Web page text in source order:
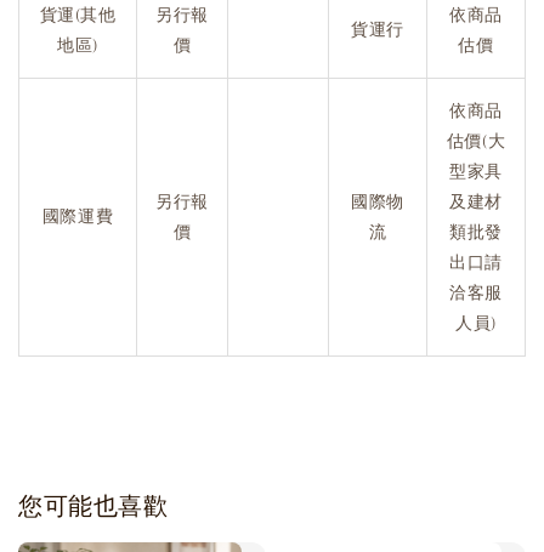
貨運(其他
地區)
另行報
價
貨運行
依商品
估價
國際運費
另行報
價
國際物
流
依商品
估價(大
型家具
及建材
類批發
出口請
洽客服
人員)
您可能也喜歡